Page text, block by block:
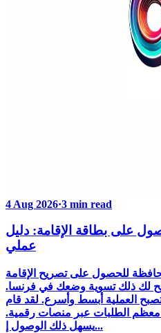
4 Aug 2026·3 min read
على بطاقة الإقامة: دليل
عملي
للحصول على تصريح الإقامة
لك ذلك تسوية وضعك في فرنسا.
العملية أبسط وأسرع. لقد قام
معظم الطلبات عبر منصات رقمية.
يسهل ذلك الوصول إ...